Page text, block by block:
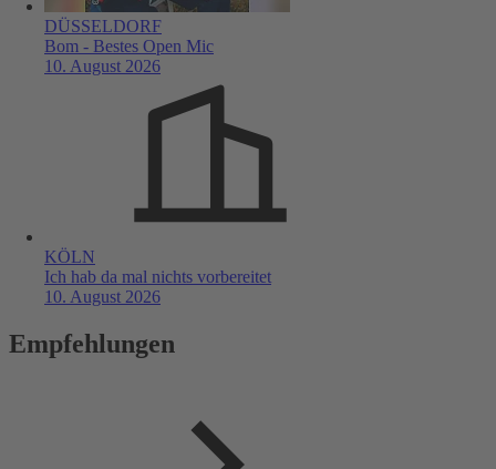
DÜSSELDORF
Bom - Bestes Open Mic
10. August 2026
KÖLN
Ich hab da mal nichts vorbereitet
10. August 2026
Empfehlungen